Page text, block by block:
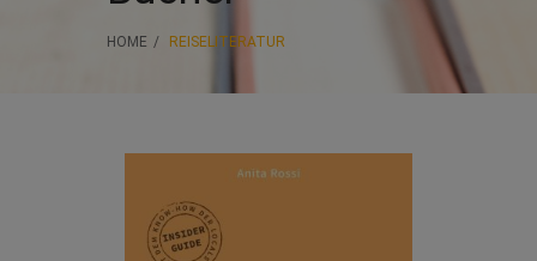
HOME REISELITERATUR